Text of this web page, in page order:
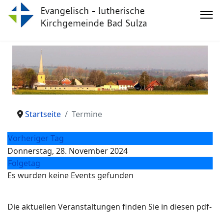
Startseite Termine
Vorheriger Tag
Donnerstag, 28. November 2024
Folgetag
Es wurden keine Events gefunden
Die aktuellen Veranstaltungen finden Sie in diesen pdf-